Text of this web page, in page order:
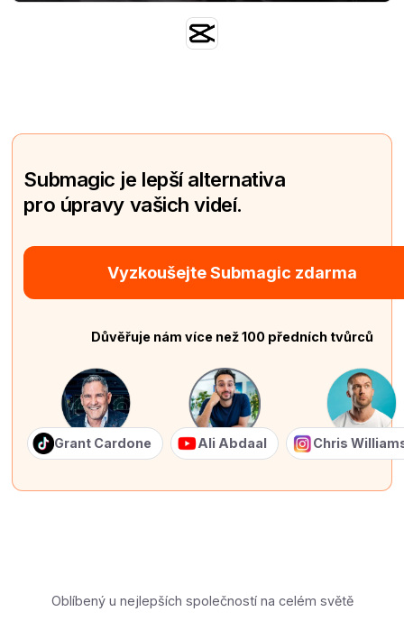
Submagic je lepší alternativa
pro úpravy vašich videí.
Vyzkoušejte Submagic zdarma
Důvěřuje nám více než 100 předních tvůrců
Grant Cardone Ali Abdaal Chris
Oblíbený u nejlepších společností na celém světě